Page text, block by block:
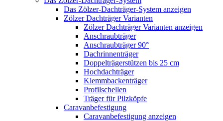
Das Zölzer-Dachträger-System anzeigen
Zölzer Dachträger Varianten
Zölzer Dachträger Varianten anzeigen
Anschraubträger
Anschraubträger 90°
Dachrinnenträger
Doppelträgerstützen bis 25 cm
Hochdachträger
Klemmbackenträger
Profilschellen
Träger für Pilzköpfe
Caravanbefestigung
Caravanbefestigung anzeigen